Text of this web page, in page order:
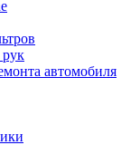
рук
автомобиля